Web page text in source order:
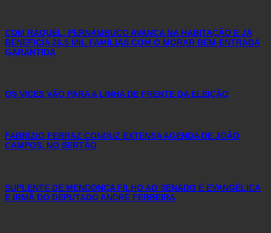
COM RAQUEL, PERNAMBUCO AVANÇA NA HABITAÇÃO E JÁ
BENEFICIA 26,5 MIL FAMÍLIAS COM O MORAR BEM-ENTRADA
GARANTIDA
OS VICES VÃO PARA A LINHA DE FRENTE DA ELEIÇÃO
FABRÍZIO FERRAZ CONDUZ EXTENSA AGENDA DE JOÃO
CAMPOS, NO SERTÃO
SUPLENTE DE MENDONÇA FILHO AO SENADO É EVANGÉLICA
E IRMÃ DO DEPUTADO ANDRÉ FERREIRA